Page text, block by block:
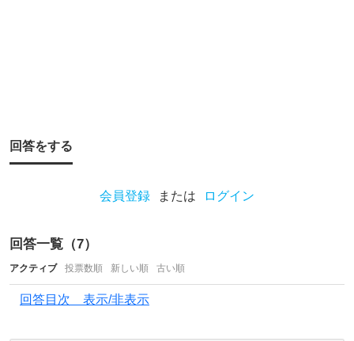
は
聞
す
が
、
釣
回答をする
会員登録 または ログイン
回答一覧（7）
アクティブ 投票数順 新しい順 古い順
回答目次 表示/非表示